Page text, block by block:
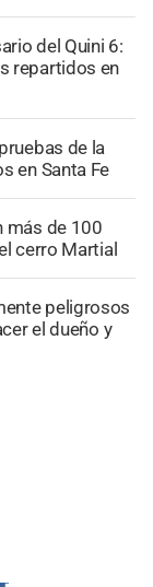
del Quini 6:
repartidos en
de la
en Santa Fe
más de 100
cerro Martial
peligrosos
el dueño y